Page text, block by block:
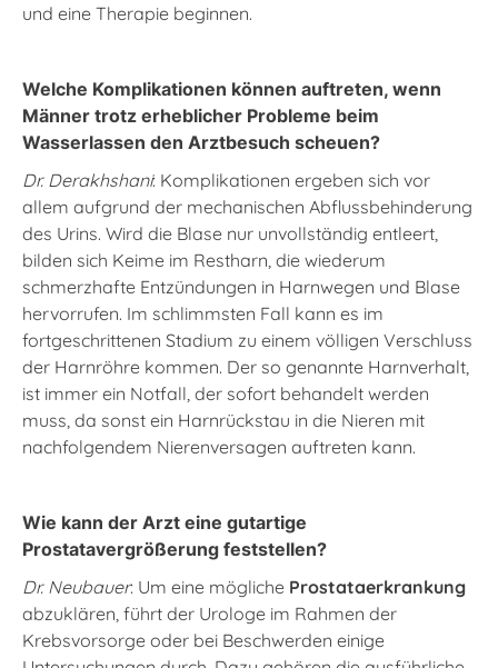
und eine Therapie beginnen.
Welche Komplikationen können auftreten, wenn
Männer trotz erheblicher Probleme beim
Wasserlassen den Arztbesuch scheuen?
Dr. Derakhshani: Komplikationen ergeben sich vor
allem aufgrund der mechanischen Abflussbehinderung
des Urins. Wird die Blase nur unvollständig entleert,
bilden sich Keime im Restharn, die wiederum
schmerzhafte Entzündungen in Harnwegen und Blase
hervorrufen. Im schlimmsten Fall kann es im
fortgeschrittenen Stadium zu einem völligen Verschluss
der Harnröhre kommen. Der so genannte Harnverhalt,
ist immer ein Notfall, der sofort behandelt werden
muss, da sonst ein Harnrückstau in die Nieren mit
nachfolgendem Nierenversagen auftreten kann.
Wie kann der Arzt eine gutartige
Prostatavergrößerung feststellen?
Dr. Neubauer: Um eine mögliche Prostataerkrankung
abzuklären, führt der Urologe im Rahmen der
Krebsvorsorge oder bei Beschwerden einige